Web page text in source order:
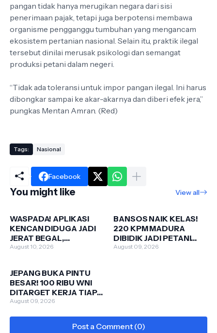
pangan tidak hanya merugikan negara dari sisi
penerimaan pajak, tetapi juga berpotensi membawa
organisme pengganggu tumbuhan yang mengancam
ekosistem pertanian nasional. Selain itu, praktik ilegal
tersebut dinilai merusak psikologi dan semangat
produksi petani dalam negeri.
“Tidak ada toleransi untuk impor pangan ilegal. Ini harus
dibongkar sampai ke akar-akarnya dan diberi efek jera,”
pungkas Mentan Amran. (Red)
Tags: Nasional
Facebook
You might like View all
WASPADA! APLIKASI
KENCAN DIDUGA JADI
JERAT BEGAL,
KEMENKOMDIGI TURUN
August 10, 2026
BANSOS NAIK KELAS!
220 KPM MADURA
DIBIDIK JADI PETANI
EKSPOR
August 09, 2026
JEPANG BUKA PINTU
BESAR! 100 RIBU WNI
DITARGET KERJA TIAP
TAHUN
August 09, 2026
Post a Comment (0)